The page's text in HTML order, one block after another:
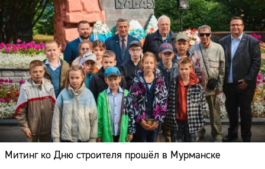
Митинг ко Дню строителя прошёл в Мурманске